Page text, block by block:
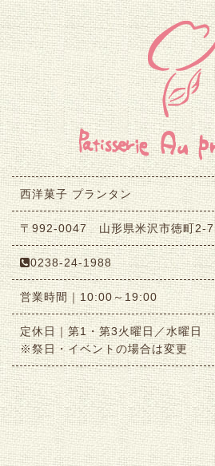
西洋菓子 プランタン
〒992-0047 山形県米沢市徳町2-7
0238-24-1988
営業時間｜10:00～19:00
定休日｜第1・第3火曜日／水曜日
※祭日・イベントの場合は変更